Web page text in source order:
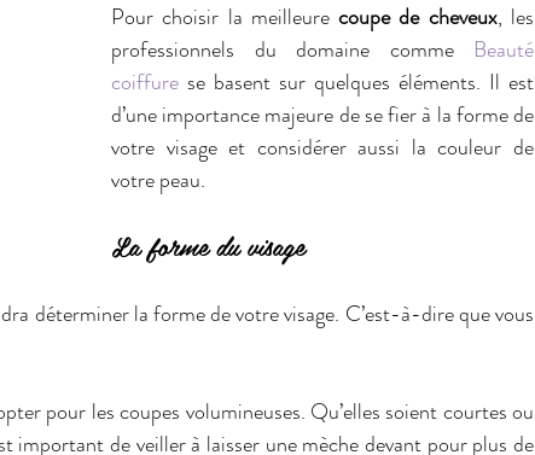
Pour choisir la meilleure coupe de cheveux, les
professionnels du domaine comme Beauté
coiffure se basent sur quelques éléments. Il est
d’une importance majeure de se fier à la forme de
votre visage et considérer aussi la couleur de
votre peau.
La forme du visage
déterminer la forme de votre visage. C’est-à-dire que vous
pour les coupes volumineuses. Qu’elles soient courtes ou
important de veiller à laisser une mèche devant pour plus de